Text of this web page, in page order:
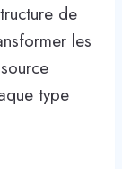
de
les
type